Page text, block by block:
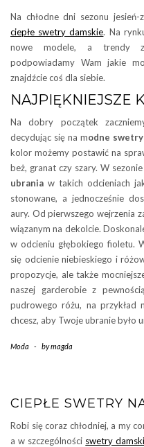
Na chłodne dni sezonu
ciepłe swetry damskie. Na
nowe modele, a trendy
podpowiadamy Wam jakie
znajdźcie coś dla siebie.
NAJPIĘKNIEJSZE
Na dobry początek
decydując się na modne
kolor możemy postawić na
beż, granat czy szary. W sezonie
ubrania w takich odcieniach
stonowane, a jednocześnie
aury. Od pierwszego wejrzenia
wiązanym na dekolcie.
w odcieniu głębokiego fioletu.
się odcienie niebieskiego i
propozycje, ale także
naszej garderobie z
pudrowego różu, na przykład
chcesz, aby Twoje ubranie było
Moda - bymagda
CIEPŁE SWETRY
Robi się coraz chłodniej, a my
a w szczególności swetry